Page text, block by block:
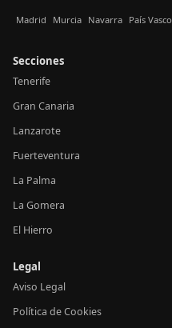
Madrid Murcia Navarra País Vasco
Secciones
Tenerife
Gran Canaria
Lanzarote
Fuerteventura
La Palma
La Gomera
El Hierro
Legal
Aviso Legal
Política de Cookies